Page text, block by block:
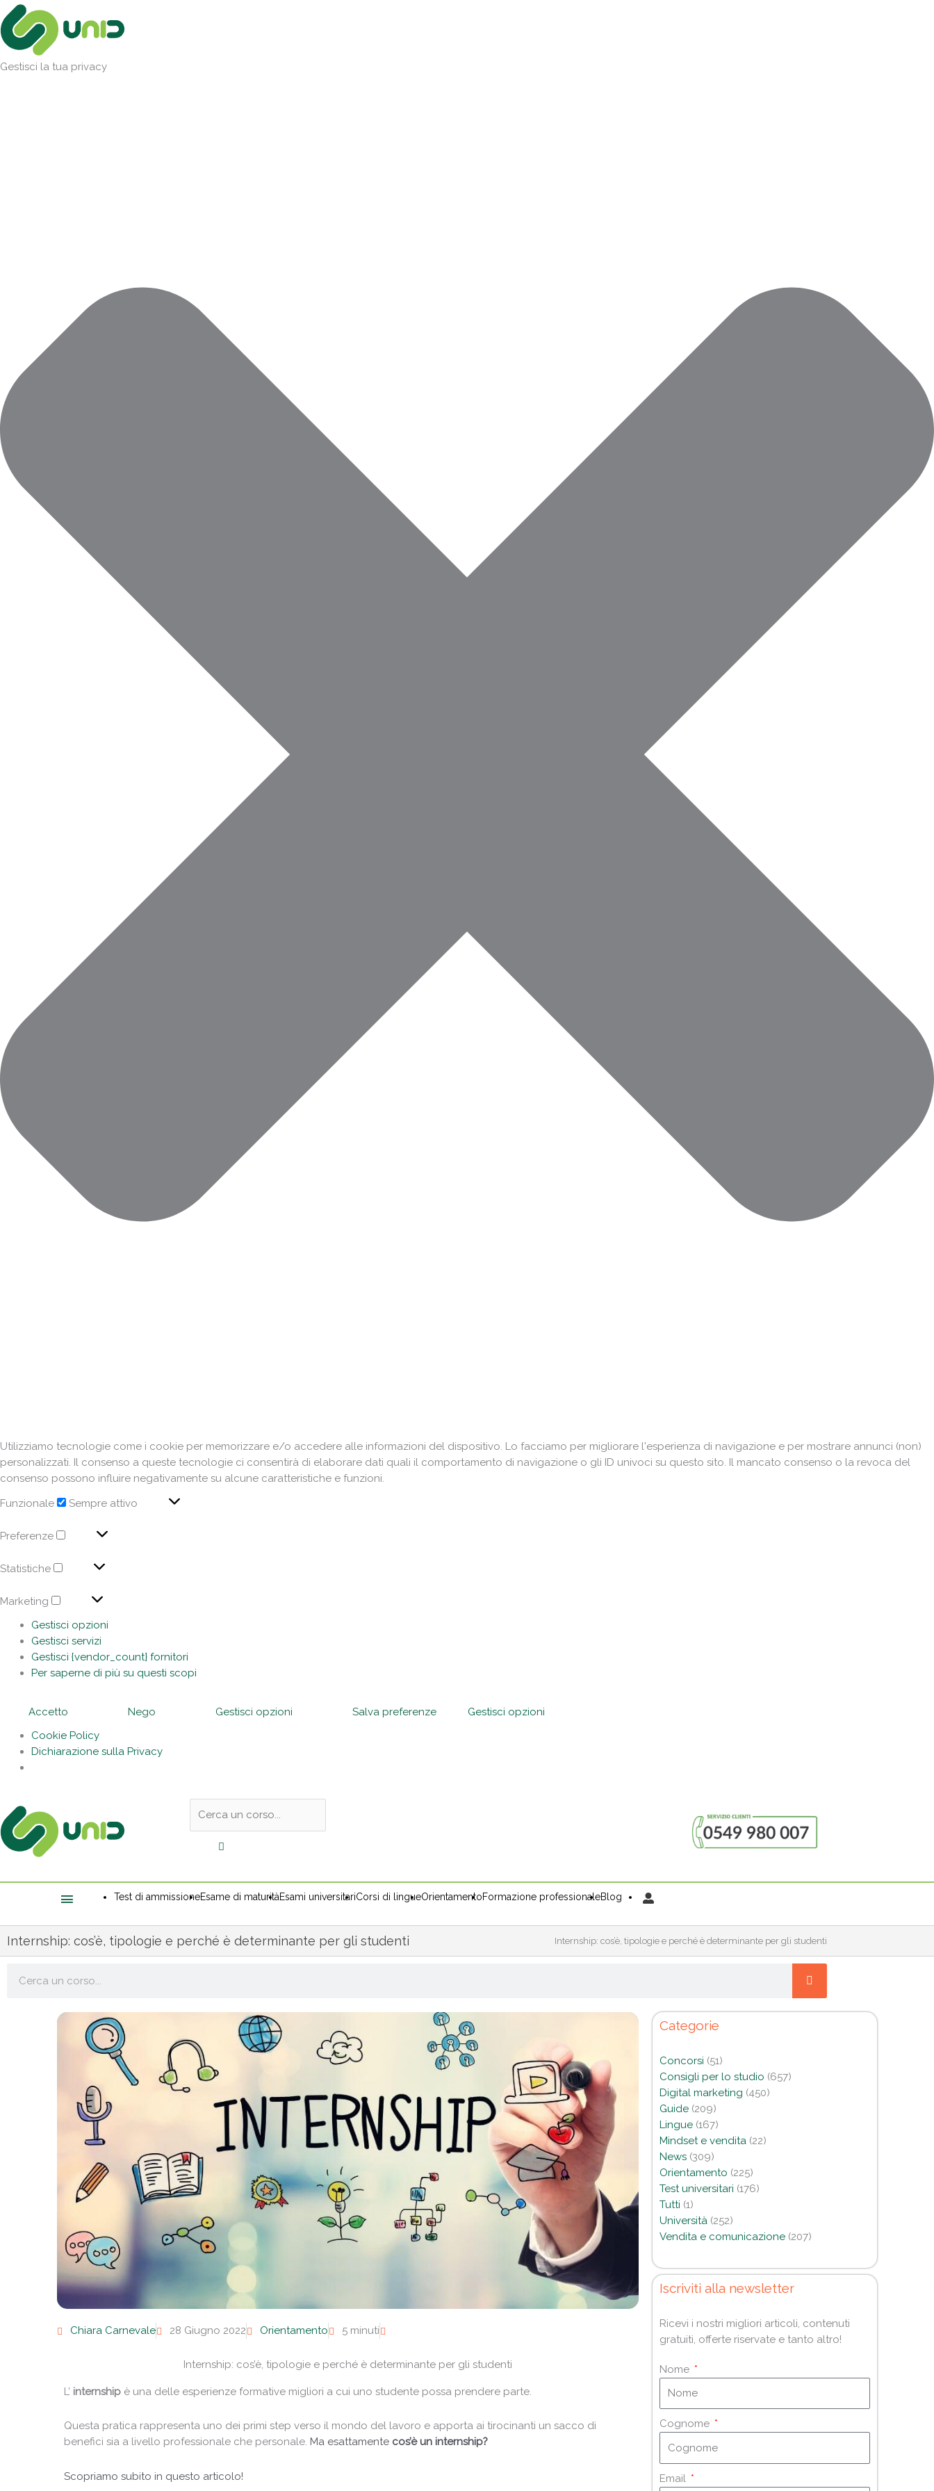
Gestisci la tua privacy
Utilizziamo tecnologie come i cookie per memorizzare e/o accedere alle informazioni del dispositivo. Lo facciamo per migliorare l'esperienza di navigazione e per mostrare annunci (non)
personalizzati. Il consenso a queste tecnologie ci consentirà di elaborare dati quali il comportamento di navigazione o gli ID univoci su questo sito. Il mancato consenso o la revoca del
consenso possono influire negativamente su alcune caratteristiche e funzioni.
Funzionale
Sempre attivo
Preferenze
Statistiche
Marketing
Gestisci opzioni
Gestisci servizi
Gestisci {vendor_count} fornitori
Per saperne di più su questi scopi
Accetto Nego Gestisci opzioni Salva preferenze
Gestisci opzioni
Cookie Policy
Dichiarazione sulla Privacy
Vai
al
contenuto
l'header
Test di ammissioneEsame di maturitàEsami universitariCorsi di lingueOrientamentoFormazione professionaleBlog
Internship: cos’è, tipologie e perché è determinante per gli studenti Internship: cos’è, tipologie e perché è determinante per gli studenti
Chiara Carnevale 28 Giugno 2022 Orientamento 5 minuti
Internship: cos’è, tipologie e perché è determinante per gli studenti
L’ internship è una delle esperienze formative migliori a cui uno studente possa prendere parte.
Questa pratica rappresenta uno dei primi step verso il mondo del lavoro e apporta ai tirocinanti un sacco di
benefici sia a livello professionale che personale. Ma esattamente cos’è un internship?
Scopriamo subito in questo articolo!
Categorie
Concorsi (51)
Consigli per lo studio (657)
Digital marketing (450)
Guide(209)
Lingue(167)
Mindset e vendita(22)
News(309)
Orientamento (225)
Test universitari (176)
Tutti (1)
Università(252)
Vendita e comunicazione(207)
Iscriviti alla newsletter
Ricevi i nostri migliori articoli, contenuti
gratuiti, offerte riservate e tanto altro!
Nome
Cognome
Email